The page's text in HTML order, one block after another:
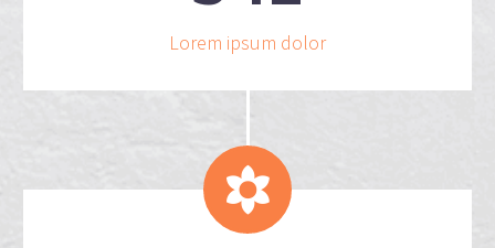
Lorem ipsum dolor

